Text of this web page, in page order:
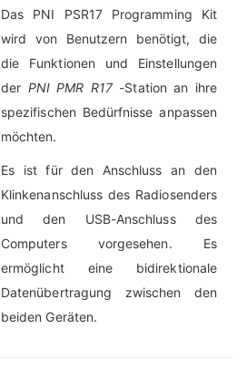
Das PNI PSR17 Programming Kit
wird von Benutzern benötigt, die
die Funktionen und Einstellungen
der PNI PMR R17-Station an ihre
spezifischen Bedürfnisse anpassen
möchten.
Es ist für den Anschluss an den
Klinkenanschluss des Radiosenders
und den USB-Anschluss des
Computers vorgesehen. Es
ermöglicht eine bidirektionale
Datenübertragung zwischen den
beiden Geräten.